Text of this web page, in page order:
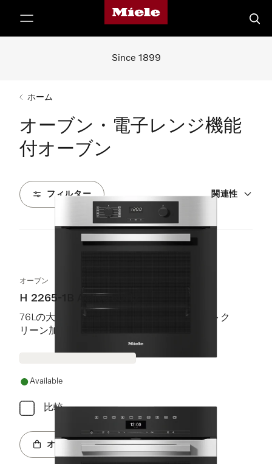
Mieleのホームページ
検索
Since 1899
ホーム
オーブン・電子レンジ機能
付オーブン
フィルター 関連性
7
オーブン
H 2265-1B Active 60Hz
76Lの大容量に、タイマー機能やパーフェクトク
リーン加工を装備。
Available
比較
オンラインショップへ